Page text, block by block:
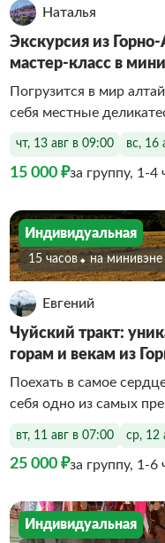
Наталья
Экскурсия из
мастер-класс в
Погрузится в мир
себя местные
чт, 13 авг в 09:00 вс, 16
15 000 ₽за группу, 1-4
Индивидуальная
15 часов На минивэне
Евгений
Чуйский тракт:
горам и векам из
Поехать в самое
себя одно из самых
вт, 11 авг в 07:00 ср, 12
25 000 ₽за группу, 1-6
Индивидуальная